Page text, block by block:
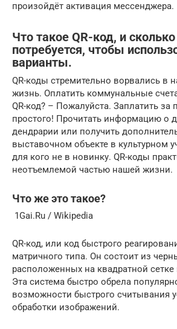
произойдёт активация мессенджера.
Что такое QR-код, и
потребуется, чтобы
варианты.
QR-коды стремительно ворвались в
жизнь. Оплатить коммунальные
QR-код? – Пожалуйста. Заплатить за
простого! Прочитать информацию о
дендрарии или получить
выставочном объекте в культурном
для кого не в новинку. QR-коды
неотъемлемой частью нашей жизни.
Что же это такое?
1Gai.Ru / Wikipedia
QR-код, или код быстрого
матричного типа. Он состоит из
расположенных на квадратной
Эта система быстро обрела
возможности быстрого считывания
обработки изображений.